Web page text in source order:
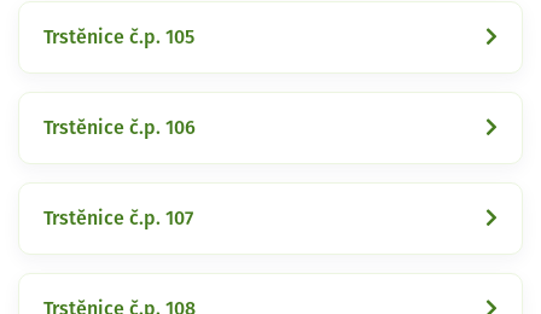
Trstěnice č.p. 105
Trstěnice č.p. 106
Trstěnice č.p. 107
Trstěnice č.p. 108